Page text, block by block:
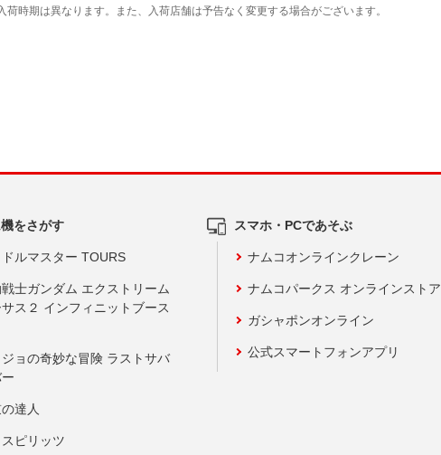
をさがす
ルマスター TOURS
士ガンダム エクストリーム
ス２ インフィニットブース
ョの奇妙な冒険 ラストサバ
達人
ピリッツ
スマホ・PCであそぶ
ナムコオンラインクレーン
ナムコパークス オンラインストア
ガシャポンオンライン
公式スマートフォンアプリ